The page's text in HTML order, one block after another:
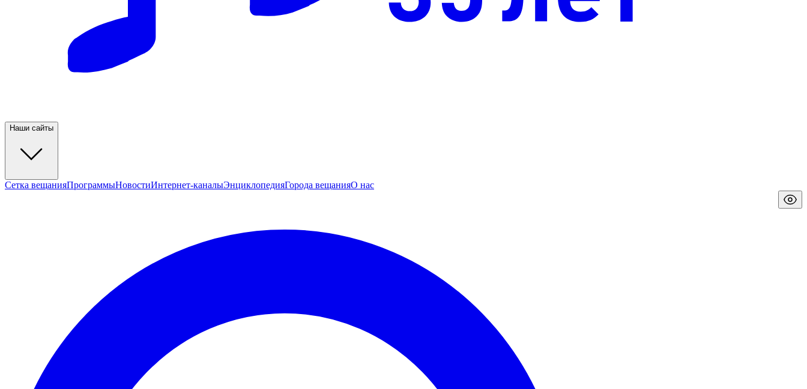
Наши сайты
Сетка вещанияПрограммыНовостиИнтернет-каналыЭнциклопедияГорода вещанияО нас